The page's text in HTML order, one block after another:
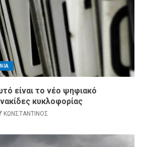
είναι το νέο ψηφιακό
κυκλοφορίας
ΚΩΝΣΤΑΝΤΙΝΟΣ